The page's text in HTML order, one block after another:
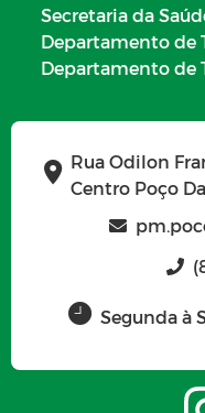
Secretaria da
Departamento de
Departamento de
Rua Odilon
Centro Poço
Segunda à